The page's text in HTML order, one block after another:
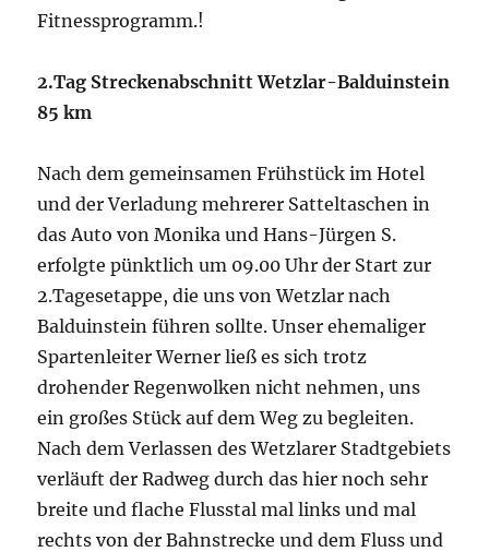
Fitnessprogramm.!
2.Tag Streckenabschnitt Wetzlar-Balduinstein
85 km
Nach dem gemeinsamen Frühstück im Hotel
und der Verladung mehrerer Satteltaschen in
das Auto von Monika und Hans-Jürgen S.
erfolgte pünktlich um 09.00 Uhr der Start zur
2.Tagesetappe, die uns von Wetzlar nach
Balduinstein führen sollte. Unser ehemaliger
Spartenleiter Werner ließ es sich trotz
drohender Regenwolken nicht nehmen, uns
ein großes Stück auf dem Weg zu begleiten.
Nach dem Verlassen des Wetzlarer Stadtgebiets
verläuft der Radweg durch das hier noch sehr
breite und flache Flusstal mal links und mal
rechts von der Bahnstrecke und dem Fluss und